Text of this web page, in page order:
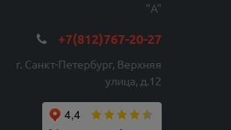
"A"
+7(812)767-20-27
г. Санкт-Петербург, Верхняя
улица, д.12